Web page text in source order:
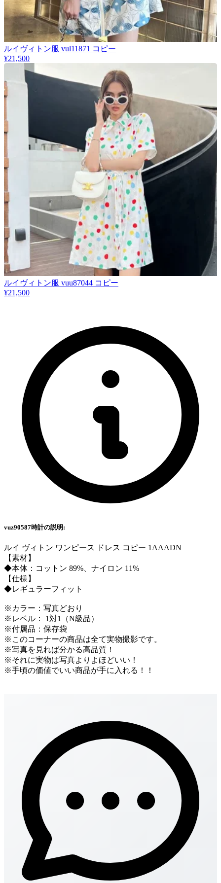
​ルイヴィトン服 vul11871 コピー
¥21,500
​ルイヴィトン服 vuu87044 コピー
¥21,500
vuz90587時計の説明:
ルイ ヴィトン ワンピース ドレス コピー 1AAADN
【素材】
◆本体：コットン 89%、ナイロン 11%
【仕様】
◆レギュラーフィット
※カラー：写真どおり
※レベル： 1対1（N級品）
※付属品：保存袋
※このコーナーの商品は全て実物撮影です。
※写真を見れば分かる高品質！
※それに実物は写真よりよほどいい！
※手頃の価値でいい商品が手に入れる！！